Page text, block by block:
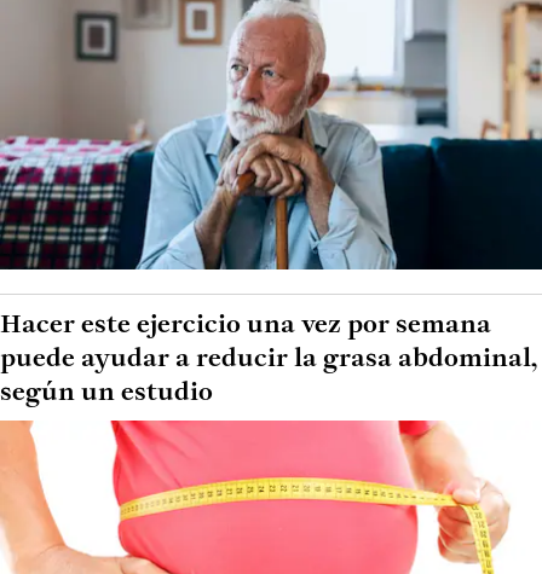
Hacer este ejercicio una vez por semana
puede ayudar a reducir la grasa abdominal,
según un estudio